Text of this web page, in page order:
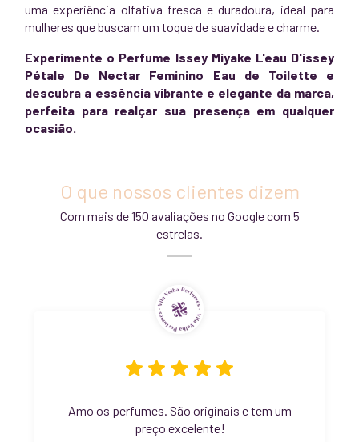
uma experiência olfativa fresca e duradoura, ideal para
mulheres que buscam um toque de suavidade e charme.
Experimente o Perfume Issey Miyake L'eau D'issey
Pétale De Nectar Feminino Eau de Toilette e
descubra a essência vibrante e elegante da marca,
perfeita para realçar sua presença em qualquer
ocasião.
O que nossos clientes dizem
Com mais de 150 avaliações no Google com 5
estrelas.
Amo os perfumes. São originais e tem um
preço excelente!